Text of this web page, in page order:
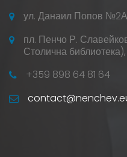
ул. Данаил Попов
пл. Пенчо Р.
Столична
+359 898 64 81 64